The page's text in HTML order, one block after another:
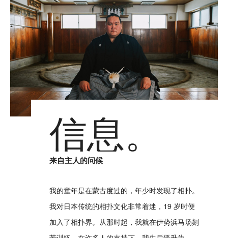
来自主人的问候
信息。
我的童年是在蒙古度过的，年少时发现了相扑。
我对日本传统的相扑文化非常着迷，19 岁时便
加入了相扑界。从那时起，我就在伊势浜马场刻